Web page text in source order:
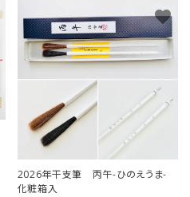
2026年干支筆 丙午-ひのえうま-
化粧箱入
favorite